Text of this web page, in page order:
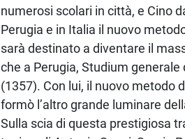
numerosi scolari in città, e Cino
Perugia e in Italia il nuovo
sarà destinato a diventare il
che a Perugia, Studium
(1357). Con lui, il nuovo metodo
formò l’altro grande luminare
Sulla scia di questa prestigiosa